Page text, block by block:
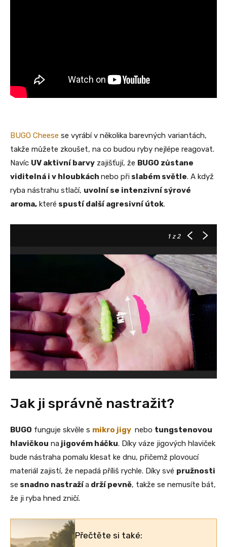
BUGO Cheese se vyrábí v několika barevných variantách,
takže můžete zkoušet, na co budou ryby nejlépe reagovat.
Navíc UV aktivní barvy zajišťují, že BUGO zůstane
viditelná i v hloubkách nebo při slabém světle. A když
ryba nástrahu stlačí, uvolní se intenzivní sýrové
aroma, které spustí další agresivní útok.
1z 2
Jak ji správně nastražit?
BUGO funguje skvěle s mikro jigy nebo tungstenovou
hlavičkou na jigovém háčku. Díky váze jigových hlaviček
bude nástraha pomalu klesat ke dnu, přičemž plovoucí
materiál zajistí, že nepadá příliš rychle. Díky své pružnosti
se snadno nastražía drží pevně, takže se nemusíte bát,
že ji ryba hned zničí.
Přečtěte si také: